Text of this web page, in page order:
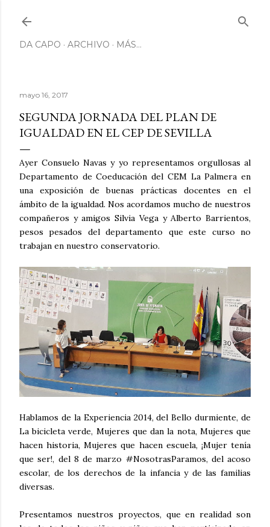
DA CAPO ARCHIVO MÁS…
mayo 16, 2017
SEGUNDA JORNADA DEL PLAN DE
IGUALDAD EN EL CEP DE SEVILLA
Ayer Consuelo Navas y yo representamos orgullosas al
Departamento de Coeducación del CEM La Palmera en
una exposición de buenas prácticas docentes en el
ámbito de la igualdad. Nos acordamos mucho de nuestros
compañeros y amigos Silvia Vega y Alberto Barrientos,
pesos pesados del departamento que este curso no
trabajan en nuestro conservatorio.
Hablamos de la Experiencia 2014, del Bello durmiente, de
La bicicleta verde, Mujeres que dan la nota, Mujeres que
hacen historia, Mujeres que hacen escuela, ¡Mujer tenía
que ser!, del 8 de marzo #NosotrasParamos, del acoso
escolar, de los derechos de la infancia y de las familias
diversas.
Presentamos nuestros proyectos, que en realidad son